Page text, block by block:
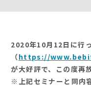
2020年10月12日に行
（https://
が大好評で、この度再
※上記セミナーと同内